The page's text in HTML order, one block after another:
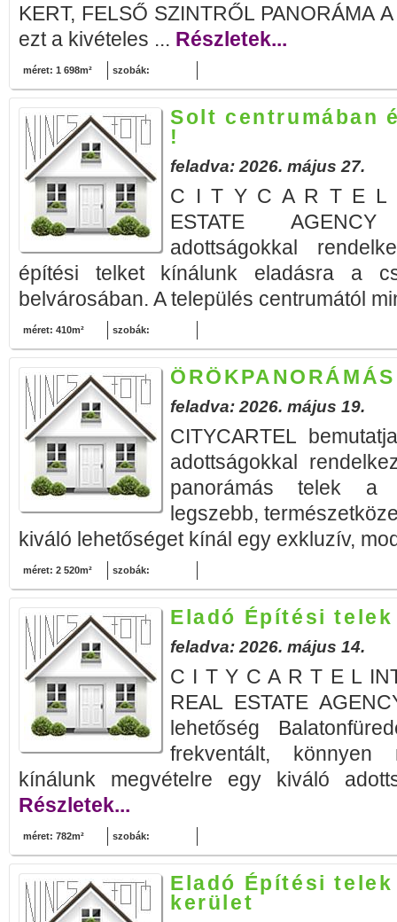
KERT, FELSŐ SZINTRŐL PANORÁMA
ezt a kivételes ... Részletek...
méret: 1 698m² szobák:
Solt centrumában
!
feladva: 2026. május 27.
C I T Y C A R T E L
ESTATE
adottságokkal
építési telket kínálunk eladásra a
belvárosában. A település centrumától
méret: 410m² szobák:
feladva: 2026. május 19.
CITYCARTEL
adottságokkal
panorámás telek a
legszebb,
kiváló lehetőséget kínál egy exkluzív,
méret: 2 520m² szobák:
Eladó Építési
feladva: 2026. május 14.
C I T Y C A R T E L
REAL ESTATE
lehetőség
frekventált, könnyen
kínálunk megvételre egy kiváló
Részletek...
méret: 782m² szobák:
Eladó Építési telek
kerület